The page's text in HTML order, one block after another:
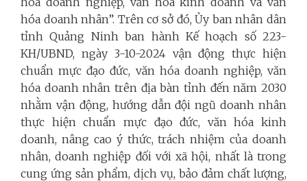
hóa doanh nhân”. Trên cơ sở đó, Ủy ban nhân dân
tỉnh Quảng Ninh ban hành Kế hoạch số 223-
KH/UBND, ngày 3-10-2024 vận động thực hiện
chuẩn mực đạo đức, văn hóa doanh nghiệp, văn
hóa doanh nhân trên địa bàn tỉnh đến năm 2030
nhằm vận động, hướng dẫn đội ngũ doanh nhân
thực hiện chuẩn mực đạo đức, văn hóa kinh
doanh, nâng cao ý thức, trách nhiệm của doanh
nhân, doanh nghiệp đối với xã hội, nhất là trong
cung ứng sản phẩm, dịch vụ, bảo đảm chất lượng,